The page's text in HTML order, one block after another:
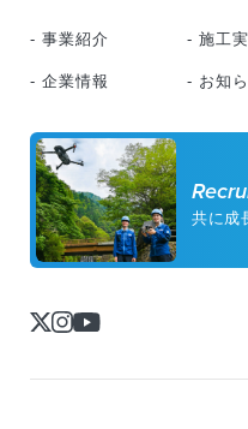
- 事業紹介 - 施工
- 企業情報 - お知
共に成